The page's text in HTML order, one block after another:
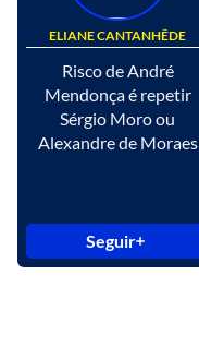
ELIANE CANTANHÊDE
Risco de André
Mendonça é repetir
Sérgio Moro ou
Alexandre de Moraes
Seguir